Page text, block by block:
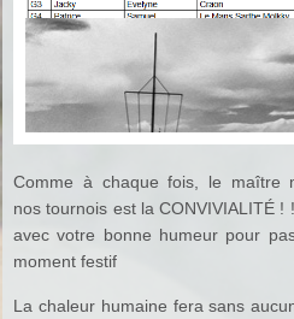
Comme à chaque fois, le maître
nos tournois est la CONVIVIALITÉ !
avec votre bonne humeur pour
moment festif
La chaleur humaine fera sans